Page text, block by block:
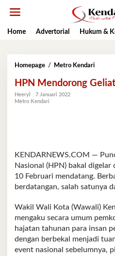
Home
Advertorial Hukum &
Homepage / Metro KendariHPN
Geliat
HPN Mendorong
Heeryl
7 Januari 2022
Metro Kendari
KENDARNEWS.COM —
Nasional (HPN) bakal digelar
10 Februari mendatang.
berdatangan, salah satunya
Wakil Wali Kota (Wawali)
mengaku secara umum
hajatan tahunan para insan
dengan berbekal menjadi
event nasional sebelumnya,